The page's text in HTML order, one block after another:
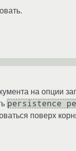
на опции
persistence
поверх